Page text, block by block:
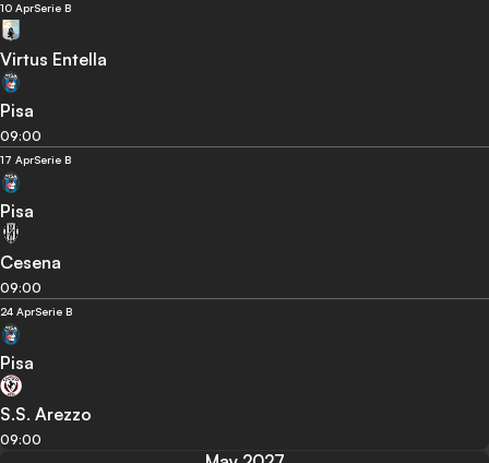
10 AprSerie B
Virtus Entella
Pisa
09:00
17 AprSerie B
Pisa
Cesena
09:00
24 AprSerie B
Pisa
S.S. Arezzo
09:00